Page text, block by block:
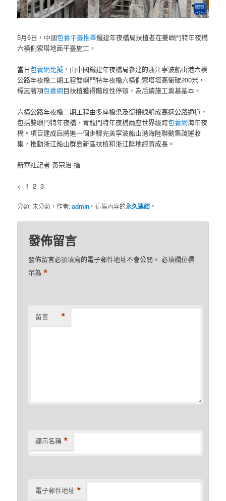
5月6日，中國包養平臺推舉鐵建年夜橋局扶植者在雙嶼門特年夜橋
六橫側索塔地面平臺施工。
當日包養網比擬 ，由中國鐵建年夜橋局參建的浙江寧波船山港六橫
公路年夜橋二期工程雙嶼門特年夜橋六橫側索塔塔高衝破200米，
標志著項包養網目扶植獲得階段性停頓，為后續施工奠基基本。
六橫公路年夜橋二期工程由多座橋梁及銜接線組成高速公路通道，
包括雙嶼門特年夜橋、青龍門特年夜橋兩座世界級跨包養網海年夜
橋。項目建成后將進一個步驟完美寧波船山港海陸聯動集疏運收
集，推動浙江船山群島新區扶植和浙江陸地經濟成長。
新華社記者 黃宗治 攝
< 1 2 3
分類: 未分類，作者:admin 。這篇內容的永久連結 。
發佈留言
發佈留言必須填寫的電子郵件地址不會公開。 必填欄位標
示為*
留言 *
顯示名稱 *
電子郵件地址 *